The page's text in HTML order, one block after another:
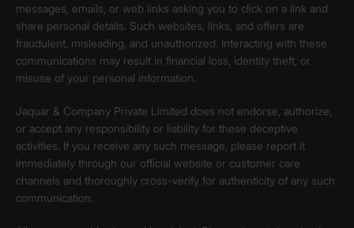
messages, emails, or web links asking you to click on a link and
share personal details. Such websites, links, and offers are
fraudulent, misleading, and unauthorized. Interacting with these
communications may result in financial loss, identity theft, or
misuse of your personal information.
Jaquar & Company Private Limited does not endorse, authorize,
or accept any responsibility or liability for these deceptive
activities. If you receive any such message, please report it
immediately through our official website or customer care
channels and thoroughly cross-verify for authenticity of any such
communication.